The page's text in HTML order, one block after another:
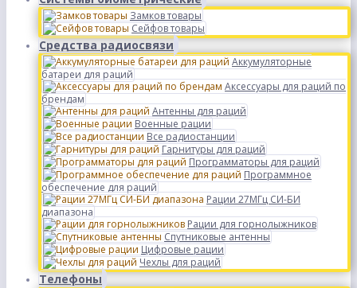
Замков товары
Сейфов товары
Средства радиосвязи
Аккумуляторные
батареи для раций
Аксессуары для раций по
брендам
Антенны для раций
Военные рации
Все радиостанции
Гарнитуры для раций
Программаторы для раций
Программное
обеспечение для раций
Рации 27МГц СИ-БИ
диапазона
Рации для горнолыжников
Спутниковые антенны
Цифровые рации
Чехлы для раций
Телефоны